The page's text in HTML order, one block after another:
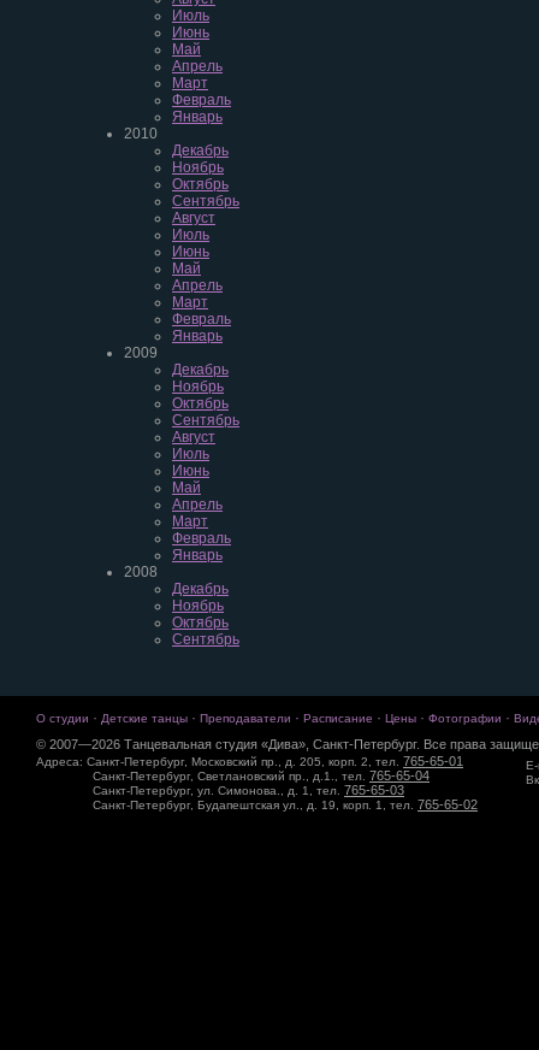
Июль
Июнь
Май
Апрель
Март
Февраль
Январь
2010
Декабрь
Ноябрь
Октябрь
Сентябрь
Август
Июль
Июнь
Май
Апрель
Март
Февраль
Январь
2009
Декабрь
Ноябрь
Октябрь
Сентябрь
Август
Июль
Июнь
Май
Апрель
Март
Февраль
Январь
2008
Декабрь
Ноябрь
Октябрь
Сентябрь
О студии · Детские танцы · Преподаватели · Расписание · Цены · Фотографии ·
© 2007—2026 Танцевальная студия «Дива», Санкт-Петербург. Все права
Адреса: Санкт-Петербург, Московский пр., д. 205, корп. 2, тел. 765-65-01
Санкт-Петербург, Светлановский пр., д.1., тел. 765-65-04
Санкт-Петербург, ул. Симонова., д. 1, тел. 765-65-03
Санкт-Петербург, Будапештская ул., д. 19, корп. 1, тел. 765-65-02